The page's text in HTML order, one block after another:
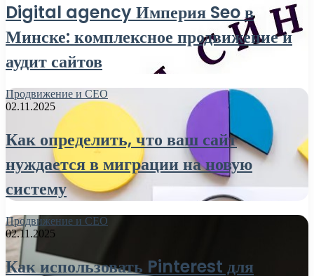
Digital agency Империя Seo в
Минске: комплексное продвижение и
аудит сайтов
Продвижение и СЕО
02.11.2025
Как определить, что ваш сайт
нуждается в миграции на новую
систему
Продвижение и СЕО
02.11.2025
Как использовать Pinterest для